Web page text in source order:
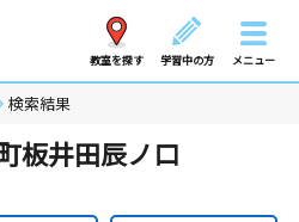
教室を探す 学習中の方 メニュー
検索結果
板井田辰ノ口